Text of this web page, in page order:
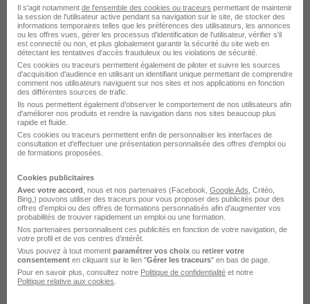
Voir l’offre
il y a 5 heures
Opérateur en Agroalimentaire H/F
T'RHEA Super recruteur
Voir l’offre
il y a 5 heures
Il s'agit notamment de l'ensemble des cookies ou traceurs permettant de maintenir
la session de l'utilisateur active pendant sa navigation sur le site, de stocker des
informations temporaires telles que les préférences des utilisateurs, les annonces
ou les offres vues, gérer les processus d'identification de l'utilisateur, vérifier s'il
est connecté ou non, et plus globalement garantir la sécurité du site web en
détectant les tentatives d'accès frauduleux ou les violations de sécurité.
Ces cookies ou traceurs permettent également de piloter et suivre les sources
d'acquisition d'audience en utilisant un identifiant unique permettant de comprendre
comment nos utilisateurs naviguent sur nos sites et nos applications en fonction
des différentes sources de trafic.
Ils nous permettent également d’observer le comportement de nos utilisateurs afin
d'améliorer nos produits et rendre la navigation dans nos sites beaucoup plus
rapide et fluide.
Ces cookies ou traceurs permettent enfin de personnaliser les interfaces de
consultation et d'effectuer une présentation personnalisée des offres d'emploi ou
de formations proposées.
Cookies publicitaires
Avec votre accord , nous et nos partenaires (Facebook, Google Ads , Critéo,
Bing,) pouvons utiliser des traceurs pour vous proposer des publicités pour des
offres d’emploi ou des offres de formations personnalisés afin d’augmenter vos
probabilités de trouver rapidement un emploi ou une formation.
Nos partenaires personnalisent ces publicités en fonction de votre navigation, de
votre profil et de vos centres d’intérêt.
Vous pouvez à tout moment paramétrer vos choix ou retirer votre
consentement en cliquant sur le lien "Gérer les traceurs" en bas de page.
Pour en savoir plus, consultez notre Politique de confidentialité et notre
Politique relative aux cookies